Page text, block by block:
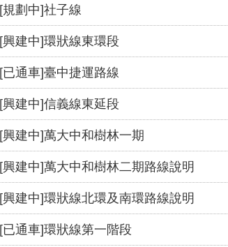
[規劃中]社子線
[興建中]環狀線東環段
[已通車]臺中捷運路線
[興建中]信義線東延段
[興建中]萬大中和樹林一期
[興建中]萬大中和樹林二期路線說明
[興建中]環狀線北環及南環路線說明
[已通車]環狀線第一階段